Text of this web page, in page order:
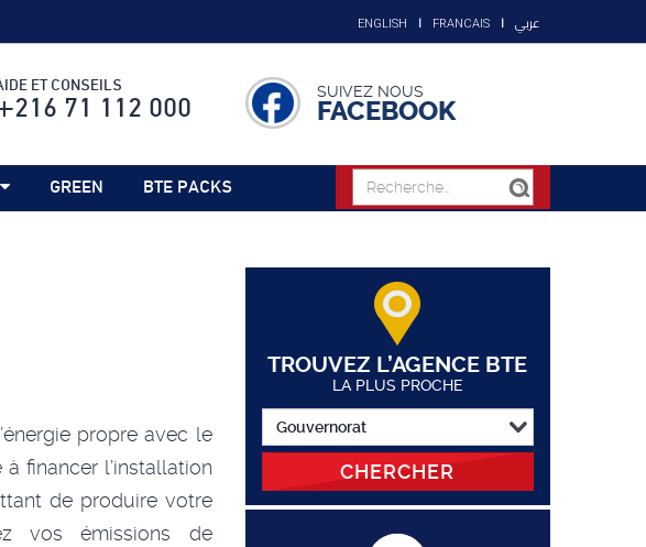
ENGLISH FRANCAIS عربي
ET CONSEILS
71 112 000
SUIVEZ NOUS
FACEBOOK
GREEN BTE PACKS
propre avec le
financer l’installation
de produire votre
vos émissions de
TROUVEZ L’AGENCE BTE
LA PLUS PROCHE
CHERCHER